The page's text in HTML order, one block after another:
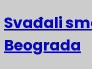
Svađali
Beograda